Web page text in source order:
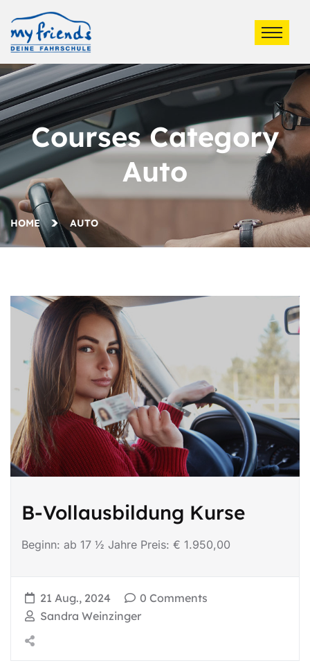
Courses Category
Auto
HOME AUTO
B-Vollausbildung Kurse
Beginn: ab 17 ½ Jahre Preis: € 1.950,00
21 Aug., 2024
0 Comments
Sandra Weinzinger